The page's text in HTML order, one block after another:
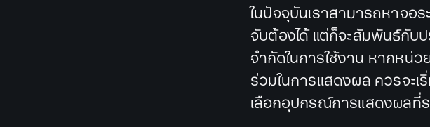
ในปัจจุบันเราสามารถหาจอ
จับต้องได้ แต่ก็จะสัมพันธ์กับ
จำกัดในการใช้งาน หากหน่
ร่วมในการแสดงผล ควรจะ
เลือกอุปกรณ์การแสดงผลที่